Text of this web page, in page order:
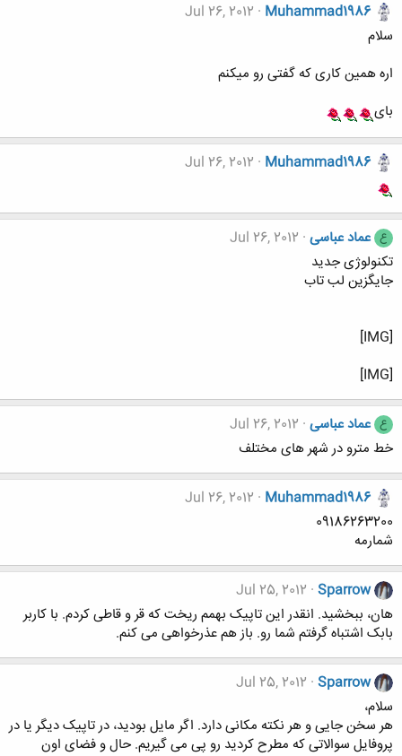
Muhammad1986
Jul 26, 2012
سلام
اره همین کاری که گفتی رو میکنم
بای
Muhammad1986
Jul 26, 2012
ع عماد عباسی Jul 26, 2012
تکنولوژی جدید
جایگزین لب تاب
[IMG]
[IMG]
ع عماد عباسی Jul 26, 2012
خط مترو در شهر های مختلف
Muhammad1986
Jul 26, 2012
09186263200
شمارمه
Sparrow
Jul 25, 2012
هان، ببخشید. انقدر این تاپیک بهمم ریخت که قر و قاطی کردم. با کاربر
بابک اشتباه گرفتم شما رو. باز هم عذرخواهی می کنم.
Sparrow
Jul 25, 2012
سلام،
هر سخن جایی و هر نکته مکانی دارد. اگر مایل بودید، در تاپیک دیگر یا در
پروفایل سوالاتی که مطرح کردید رو پی می گیریم. حال و فضای اون